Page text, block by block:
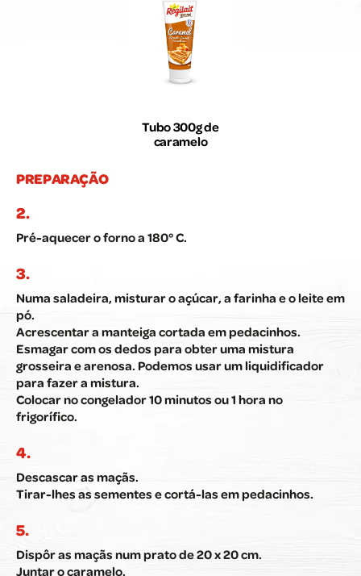
Tubo 300g de
caramelo
PREPARAÇÃO
Pré-aquecer o forno a 180° C.
Numa saladeira, misturar o açúcar, a farinha e o leite em
pó.
Acrescentar a manteiga cortada em pedacinhos.
Esmagar com os dedos para obter uma mistura
grosseira e arenosa. Podemos usar um liquidificador
para fazer a mistura.
Colocar no congelador 10 minutos ou 1 hora no
frigorífico.
Descascar as maçãs.
Tirar-lhes as sementes e cortá-las em pedacinhos.
Dispôr as maçãs num prato de 20 x 20 cm.
Juntar o caramelo.